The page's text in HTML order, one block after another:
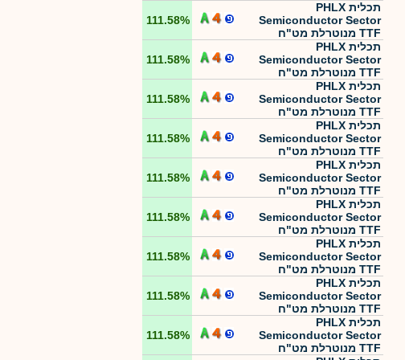
תכלית PHLX
Semiconductor Sector
TTF מנוטרלת מט"ח
111.58%
תכלית PHLX
Semiconductor Sector
TTF מנוטרלת מט"ח
111.58%
תכלית PHLX
Semiconductor Sector
TTF מנוטרלת מט"ח
111.58%
תכלית PHLX
Semiconductor Sector
TTF מנוטרלת מט"ח
111.58%
תכלית PHLX
Semiconductor Sector
TTF מנוטרלת מט"ח
111.58%
תכלית PHLX
Semiconductor Sector
TTF מנוטרלת מט"ח
111.58%
תכלית PHLX
Semiconductor Sector
TTF מנוטרלת מט"ח
111.58%
תכלית PHLX
Semiconductor Sector
TTF מנוטרלת מט"ח
111.58%
תכלית PHLX
Semiconductor Sector
TTF מנוטרלת מט"ח
111.58%